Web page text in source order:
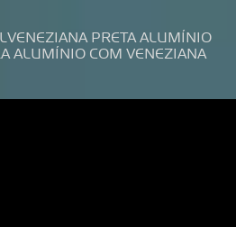
VENEZIANA PRETA ALUMÍNIO
ALUMÍNIO COM VENEZIANA